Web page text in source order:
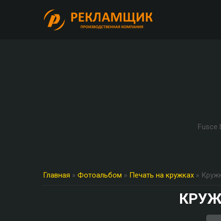
Fusce
Главная » Фотоальбом » Печать на кружках »